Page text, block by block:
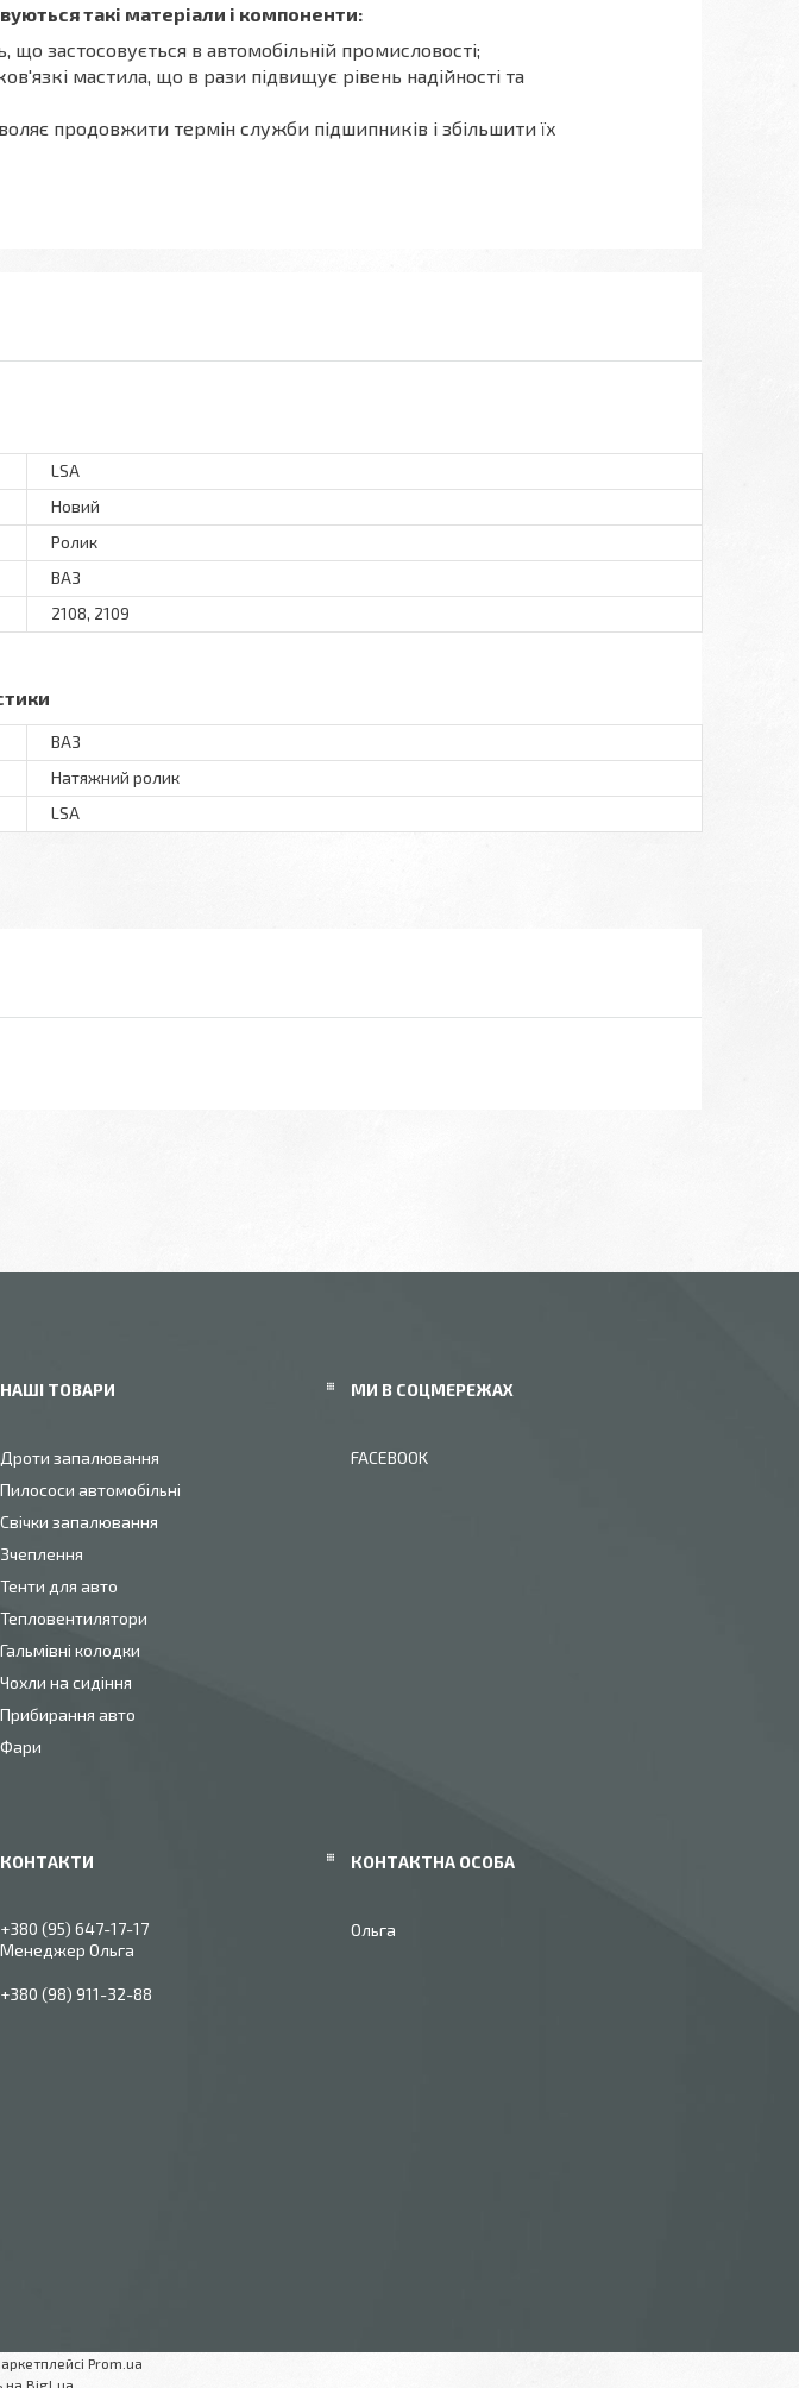
такі матеріали і компоненти:
що застосовується в автомобільній промисловості;
мастила, що в рази підвищує рівень надійності та
продовжити термін служби підшипників і збільшити їх
LSA
Новий
Ролик
ВАЗ
2108, 2109
ВАЗ
Натяжний ролик
LSA
НАШІ ТОВАРИ
Дроти запалювання
Пилососи автомобільні
Свічки запалювання
Зчеплення
Тенти для авто
Тепловентилятори
Гальмівні колодки
Чохли на сидіння
Прибирання авто
Фари
МИ В СОЦМЕРЕЖАХ
FACEBOOK
+380 (95) 647-17-17
Менеджер Ольга
+380 (98) 911-32-88
Ольга
Prom.ua
на Bigl.ua